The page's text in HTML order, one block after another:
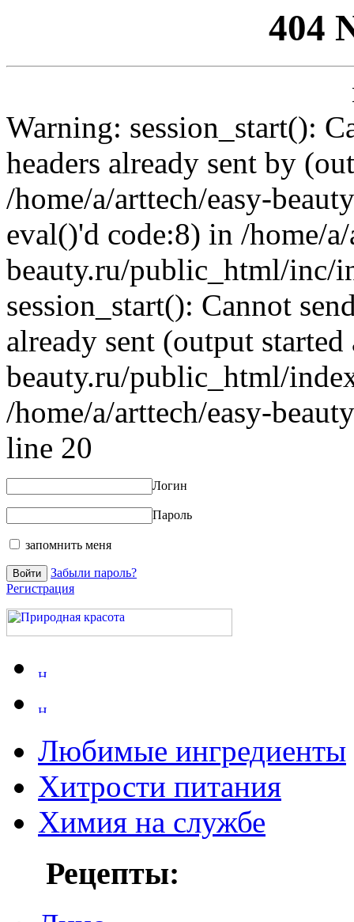
404
Warning: session_start():
headers already sent by
/home/a/arttech/easy-
eval()'d code:8) in /home/
beauty.ru/public_html/inc/
session_start(): Cannot
already sent (output
beauty.ru/public_html/
/home/a/arttech/easy-
line 20
Логин
Пароль
запомнить меня
Забыли пароль?
Регистрация
Любимые ингредиенты
Хитрости питания
Химия на службе
Рецепты: